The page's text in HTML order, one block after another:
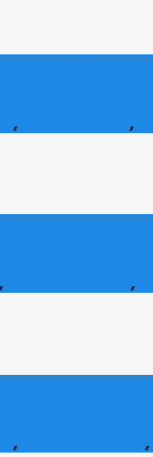
, ,
, ,
, ,